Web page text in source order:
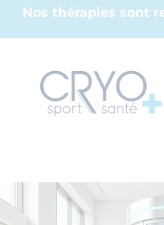
Nos thérapies sont